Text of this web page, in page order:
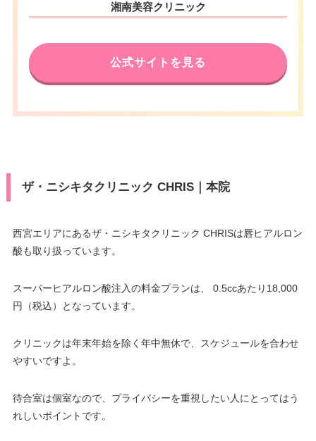
湘南美容クリニック
公式サイトを見る
ザ・ニシキタクリニック CHRIS｜本院
西宮エリアにあるザ・ニシキタクリニック CHRISは唇ヒアルロン
酸も取り扱っています。
スーパーヒアルロン酸注入の料金プランは、 0.5ccあたり18,000
円（税込）となっています。
クリニックは年末年始を除く年中無休で、スケジュールを合わせ
やすいですよ。
待合室は個室なので、プライバシーを重視したい人にとってはう
れしいポイントです。